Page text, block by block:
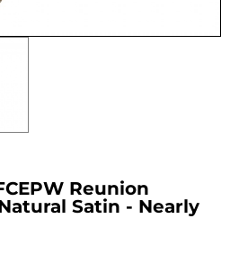
Reunion
Satin - Nearly